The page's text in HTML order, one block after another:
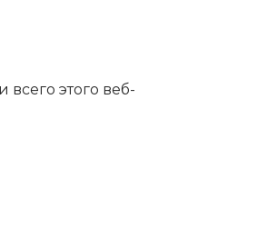
этого веб-